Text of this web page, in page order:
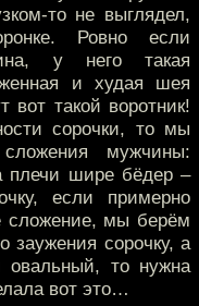
то не выглядел,
Ровно если
у него такая
и худая шея
вот такой воротник!
сорочки, то мы
мужчины:
плечи шире бёдер –
если примерно
сложение, мы берём
заужения сорочку, а
то нужна
вот это…